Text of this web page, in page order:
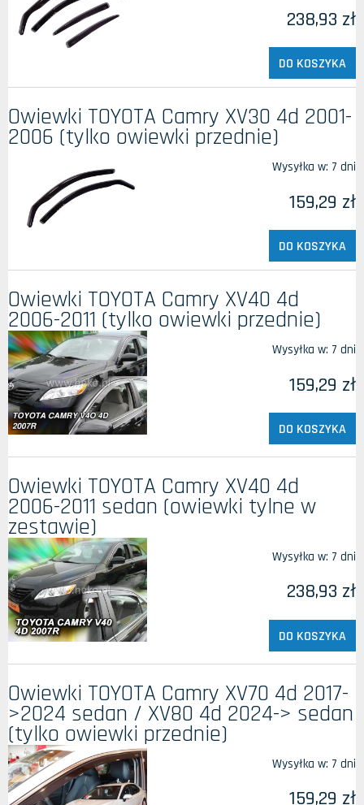
238,93 zł
DO KOSZYKA
Owiewki TOYOTA Camry XV30 4d 2001-
2006 (tylko owiewki przednie)
Wysyłka w: 7 dni
159,29 zł
DO KOSZYKA
Owiewki TOYOTA Camry XV40 4d
2006-2011 (tylko owiewki przednie)
Wysyłka w: 7 dni
159,29 zł
DO KOSZYKA
Owiewki TOYOTA Camry XV40 4d
2006-2011 sedan (owiewki tylne w
zestawie)
Wysyłka w: 7 dni
238,93 zł
DO KOSZYKA
Owiewki TOYOTA Camry XV70 4d 2017-
>2024 sedan / XV80 4d 2024-> sedan
(tylko owiewki przednie)
Wysyłka w: 7 dni
159,29 zł